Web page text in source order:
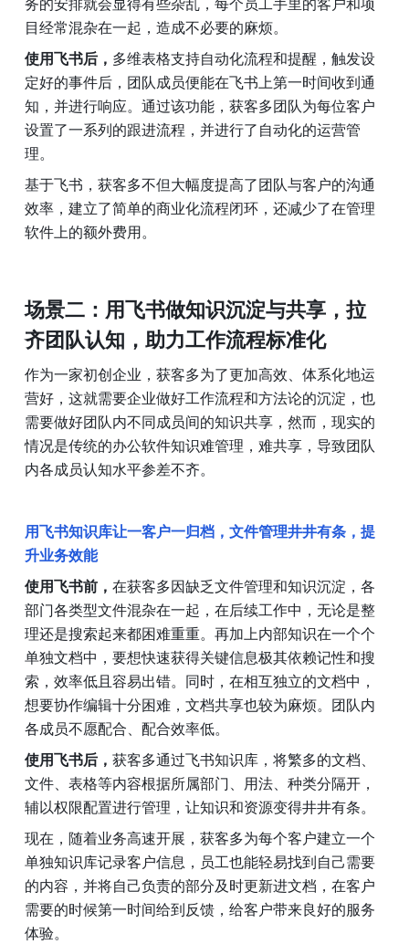
务的安排就会显得有些杂乱，每个员工手里的客户和项
目经常混杂在一起，造成不必要的麻烦。
使用飞书后， 多维表格支持自动化流程和提醒，触发设
定好的事件后，团队成员便能在飞书上第一时间收到通
知，并进行响应。通过该功能，获客多团队为每位客户
设置了一系列的跟进流程，并进行了自动化的运营管
理。
基于飞书，获客多不但大幅度提高了团队与客户的沟通
效率，建立了简单的商业化流程闭环，还减少了在管理
软件上的额外费用。
场景二：用飞书做知识沉淀与共享，拉
齐团队认知，助力工作流程标准化
作为一家初创企业，获客多为了更加高效、体系化地运
营好，这就需要企业做好工作流程和方法论的沉淀，也
需要做好团队内不同成员间的知识共享，然而，现实的
情况是传统的办公软件知识难管理，难共享，导致团队
内各成员认知水平参差不齐。
用飞书知识库让一客户一归档，文件管理井井有条，提
升业务效能
使用飞书前， 在获客多因缺乏文件管理和知识沉淀，各
部门各类型文件混杂在一起，在后续工作中，无论是整
理还是搜索起来都困难重重。再加上内部知识在一个个
单独文档中，要想快速获得关键信息极其依赖记性和搜
索，效率低且容易出错。同时，在相互独立的文档中，
想要协作编辑十分困难，文档共享也较为麻烦。团队内
各成员不愿配合、配合效率低。
使用飞书后， 获客多通过飞书知识库，将繁多的文档、
文件、表格等内容根据所属部门、用法、种类分隔开，
辅以权限配置进行管理，让知识和资源变得井井有条。
现在，随着业务高速开展，获客多为每个客户建立一个
单独知识库记录客户信息，员工也能轻易找到自己需要
的内容，并将自己负责的部分及时更新进文档，在客户
需要的时候第一时间给到反馈，给客户带来良好的服务
体验。